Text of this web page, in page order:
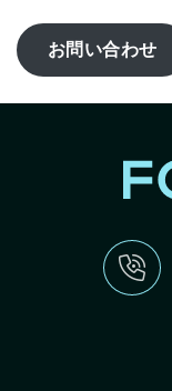
お問い合わせ